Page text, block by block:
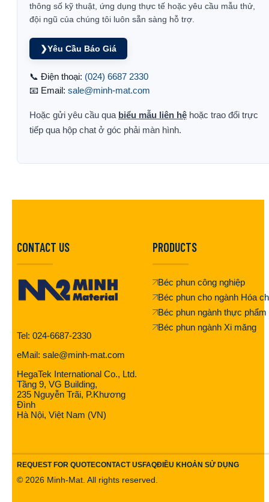
thông số kỹ thuật, ứng dụng thực tế hoặc yêu cầu mẫu thử,
đội ngũ của chúng tôi luôn sẵn sàng hỗ trợ.
❯Yêu Cầu Báo Giá
📞 Điện thoại: (024) 6687 2330
📧 Email: sale@minh-mat.com
Hoặc gửi yêu cầu qua biểu mẫu liên hệ hoặc trao đổi trực
tiếp qua hộp chat ở góc phải màn hình.
CONTACT US
Tel: 024-6687-2330
eMail: sale@minh-mat.com
HegaTek International Co., Ltd.
Tầng 9, VG Building,
235 Nguyễn Trãi, P.Khương
Đình
Hà Nội, Việt Nam (VN)
PRODUCTS
Béc phun công nghiệp
Béc phun cho ngành Hóa
Béc phun ngành thực phẩm
Béc phun ngành Xi măng
REQUEST FOR QUOTECONTACT USFAQĐIỀU KHOẢN SỬ DỤNG
© 2026 Minh-Mat. All rights reserved.